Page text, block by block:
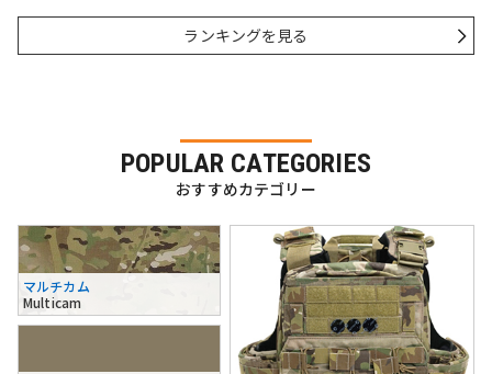
ランキングを見る
POPULAR CATEGORIES
おすすめカテゴリー
マルチカム
Multicam